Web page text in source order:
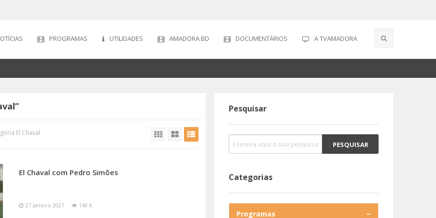
PROGRAMAS UTILIDADES AMADORA BD DOCUMENTÁRIOS A TVAMADORA
El Chaval
El Chaval com Pedro Simões
27 Janeiro 2021 140 K
Pesquisar
Categorias
Programas